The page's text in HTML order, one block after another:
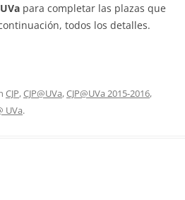
para completar las plazas que
todos los detalles.
CJP,CJP@UVa,CJP@UVa 2015-2016,
UVa.